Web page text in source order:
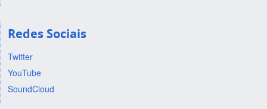
Redes Sociais
Twitter
YouTube
SoundCloud